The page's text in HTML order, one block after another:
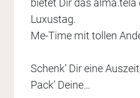
Luxustag.
Me-Time mit tollen
Schenk’ Dir eine
Pack’ Deine…